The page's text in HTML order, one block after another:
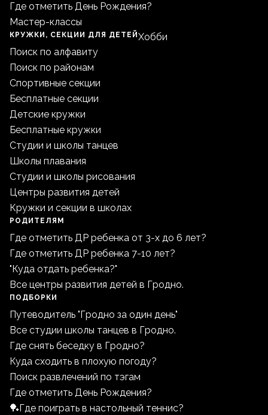
Где отметить День Рождения?
Мастер-классы
КРУЖКИ, СЕКЦИИ ДЛЯ ДЕТЕЙ
Поиск по алфавиту
Поиск по районам
Спортивные секции
Бесплатные секции
Детские кружки
Бесплатные кружки
Студии и школы танцев
Школы плавания
Студии и школы рисования
Центры развития детей
Кружки и секции в школах
Хобби
РОДИТЕЛЯМ
Где отметить ДР ребенка от 3-х до 6 лет?
Где отметить ДР ребенка 7-10 лет?
"Куда отдать ребенка?"
Все центры развития детей в Гродно.
ПОДБОРКИ
Путеводитель "Гродно за один день"
Все студии школы танцев в Гродно.
Где снять беседку в Гродно?
Куда сходить в плохую погоду?
Поиск развлечений по тэгам
Где отметить День Рождения?
🏓Где поиграть в настольный теннис?